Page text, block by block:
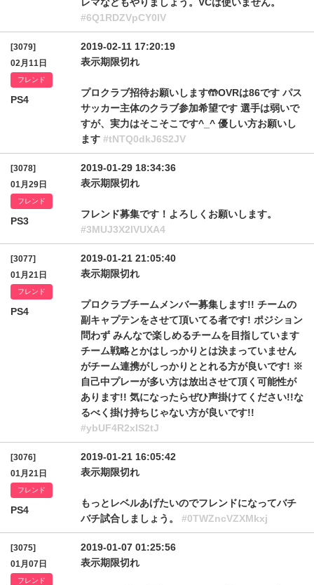
#6Q1RDZVpCY0lV
[3079]
02月11日
フレンド
PS4
2019-02-11 17:20:19
表示期限切れ
プロクラブ招待お願いします🤲OVRは86です パス
サッカー主体のクラブ参加希望です 選手は弱いで
すが、実力はそこそこです^_^ 優しい方お願いし
ます #tNTQ0dkJ6S2JV
[3078]
01月29日
フレンド
PS3
2019-01-29 18:34:36
表示期限切れ
フレンド募集です！よろしくお願いします。
#3MUJ3X2lVUXA4
[3077]
01月21日
フレンド
PS4
2019-01-21 21:05:40
表示期限切れ
プロクラブチームメンバー募集します!! チームの
副キャプテンをさせて頂いてる者です! ポジション
問わず みんなで楽しめるチームを目指しています
チーム戦略とかはしっかりとは決まっていません
がチーム連携がしっかりととれる方が良いです! ※
自己中プレーが多い方は放出させて頂く可能性が
あります!! 気になったらぜひ声掛けてください!!な
るべく掛け持ちじゃない方が良いです!!
#ybUF4R2xIS2tJ
[3076]
01月21日
フレンド
PS4
2019-01-21 16:05:42
表示期限切れ
もっとレベルあげたいのでフレンドになってバチ
バチ試合しましょう。 #0TWZncVZXMkxj
[3075]
01月07日
フレンド
2019-01-07 01:25:56
表示期限切れ